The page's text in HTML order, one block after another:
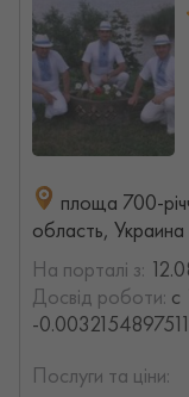
площа 700-
область, Украина
На порталі з:
Досвід роботи: с
-
Послуги та ціни: